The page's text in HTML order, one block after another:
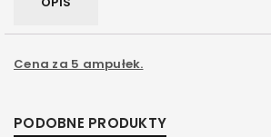
Cena za 5 ampułek.
PODOBNE PRODUKTY